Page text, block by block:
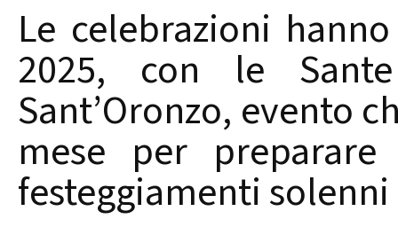
Le celebrazioni
2025, con le
Sant’Oronzo, evento
mese per
festeggiamenti